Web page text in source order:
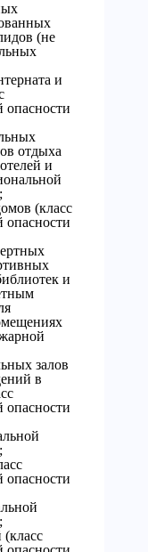
(не
и
отдыха
и
(класс
и
залов
в